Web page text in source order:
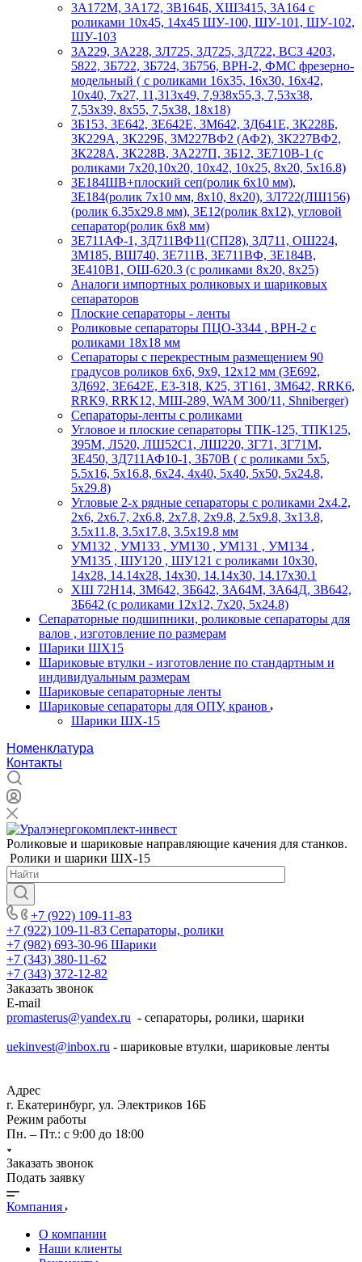
3А172М, 3А172, 3В164Б, ХШ3415, 3А164 с
роликами 10х45, 14х45 ШУ-100, ШУ-101, ШУ-102,
ШУ-103
3А229, 3А228, 3Л725, 3Д725, 3Д722, ВСЗ 4203,
5822, 3Б722, 3Б724, 3Б756, ВРН-2, ФМС фрезерно-
модельный ( с роликами 16х35, 16х30, 16х42,
10х40, 7х27, 11,313х49, 7,938х55,3, 7,53х38,
7,53х39, 8х55, 7,5х38, 18х18)
3Б153, 3Е642, 3Е642Е, 3М642, 3Д641Е, 3К228Б,
3К229А, 3К229Б, 3М227ВФ2 (АФ2), 3К227ВФ2,
3К228А, 3К228В, 3А227П, 3Б12, 3Е710В-1 (с
роликами 7х20,10х20, 10х42, 10х25, 8х20, 5х16.8)
3Е184ШВ+плоский сеп(ролик 6х10 мм),
3Е184(ролик 7х10 мм, 8х10, 8х20), 3Л722(ЛШ156)
(ролик 6.35х29.8 мм), 3Е12(ролик 8х12), угловой
сепаратор(ролик 6х8 мм)
3Е711АФ-1, 3Д711ВФ11(СП28), 3Д711, ОШ224,
3М185, ВШ740, 3Е711В, 3Е711ВФ, 3Е184В,
3Е410В1, ОШ-620.3 (с роликами 8х20, 8х25)
Аналоги импортных роликовых и шариковых
сепараторов
Плоские сепараторы - ленты
Роликовые сепараторы ПЦО-3344 , ВРН-2 с
роликами 18х18 мм
Сепараторы с перекрестным размещением 90
градусов роликов 6х6, 9х9, 12х12 мм (3Е692,
3Д692, 3Е642Е, Е3-318, К25, 3Т161, 3М642, RRK6,
RRK9, RRK12, МШ-289, WAM 300/11, Shniberger)
Сепараторы-ленты с роликами
Угловое и плоские сепараторы ТПК-125, ТПК125,
395М, Л520, ЛШ52С1, ЛШ220, 3Г71, 3Г71М,
3Е450, 3Д711АФ10-1, 3Б70В ( с роликами 5х5,
5.5х16, 5х16.8, 6х24, 4х40, 5х40, 5х50, 5х24.8,
5х29.8)
Угловые 2-х рядные сепараторы с роликами 2х4.2,
2х6, 2х6.7, 2х6.8, 2х7.8, 2х9.8, 2.5х9.8, 3х13.8,
3.5х11.8, 3.5х17.8, 3.5х19.8 мм
УМ132 , УМ133 , УМ130 , УМ131 , УМ134 ,
УМ135 , ШУ120 , ШУ121 с роликами 10х30,
14х28, 14.14х28, 14х30, 14.14х30, 14.17х30.1
ХШ 72Н14, 3М642, 3Б642, 3А64М, 3А64Д, 3В642,
3Б642 (с роликами 12х12, 7х20, 5х24.8)
Сепараторные подшипники, роликовые сепараторы для
валов , изготовление по размерам
Шарики ШХ15
Шариковые втулки - изготовление по стандартным и
индивидуальным размерам
Шариковые сепараторные ленты
Шариковые сепараторы для ОПУ, кранов
Шарики ШХ-15
Номенклатура
Контакты
Роликовые и шариковые направляющие качения для станков.
Ролики и шарики ШХ-15
+7 (922) 109-11-83
+7 (922) 109-11-83 Сепараторы, ролики
+7 (982) 693-30-96 Шарики
+7 (343) 380-11-62
+7 (343) 372-12-82
Заказать звонок
E-mail
promasterus@yandex.ru - сепараторы, ролики, шарики
uekinvest@inbox.ru - шариковые втулки, шариковые ленты
Адрес
г. Екатеринбург, ул. Электриков 16Б
Режим работы
Пн. – Пт.: с 9:00 до 18:00
Заказать звонок
Подать заявку
Компания
О компании
Наши клиенты